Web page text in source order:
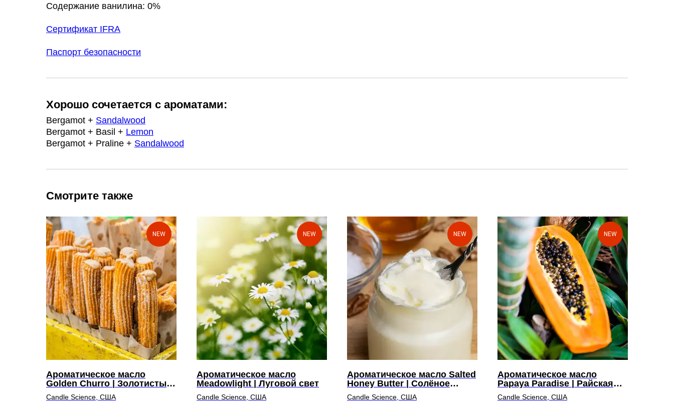
Содержание ванилина: 0%
Сертификат IFRA
Паспорт безопасности
Хорошо сочетается с ароматами:
Bergamot + Sandalwood
Bergamot + Basil + Lemon
Bergamot + Praline + Sandalwood
Смотрите также
NEW
Ароматическое масло
Golden Churro | Золотистый
чуррос
Candle Science, США
NEW
Ароматическое масло
Meadowlight | Луговой свет
Candle Science, США
NEW
Ароматическое масло Salted
Honey Butter | Солёное
медовое масло
Candle Science, США
NEW
Ароматическое масло
Papaya Paradise | Райская
папайя
Candle Science, США